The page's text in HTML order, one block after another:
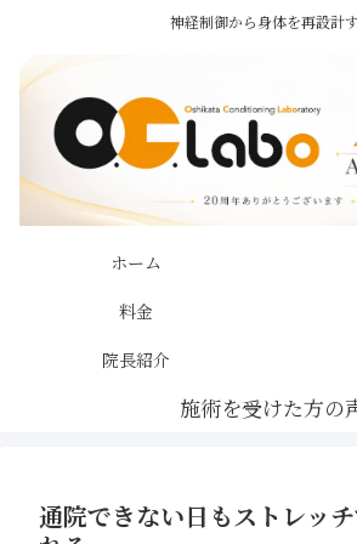
神経制御から身体を再設計
ホーム
料金
院長紹介
通院できない日もストレッ